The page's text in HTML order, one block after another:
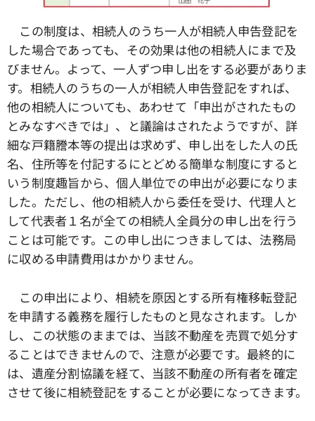
この制度は、相続人のうち一人が相続人申告登記を
した場合であっても、その効果は他の相続人にまで及
びません。よって、一人ずつ申し出をする必要がありま
す。相続人のうちの一人が相続人申告登記をすれば、
他の相続人についても、あわせて「申出がされたもの
とみなすべきでは」、と議論はされたようですが、詳
細な戸籍謄本等の提出は求めず、申し出をした人の氏
名、住所等を付記するにとどめる簡単な制度にすると
いう制度趣旨から、個人単位での申出が必要になりま
した。ただし、他の相続人から委任を受け、代理人と
して代表者１名が全ての相続人全員分の申し出を行う
ことは可能です。この申し出につきましては、法務局
に収める申請費用はかかりません。
この申出により、相続を原因とする所有権移転登記
を申請する義務を履行したものと見なされます。しか
し、この状態のままでは、当該不動産を売買で処分す
ることはできませんので、注意が必要です。最終的に
は、遺産分割協議を経て、当該不動産の所有者を確定
させて後に相続登記をすることが必要になってきます。